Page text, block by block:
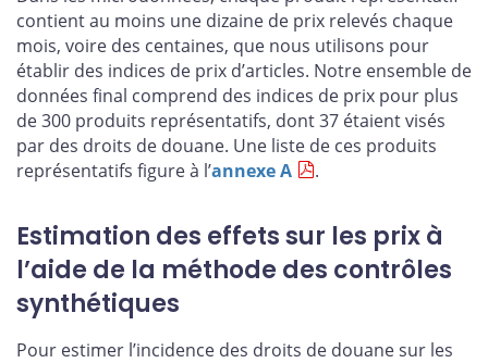
contient au moins une dizaine de prix relevés chaque
mois, voire des centaines, que nous utilisons pour
établir des indices de prix d’articles. Notre ensemble de
données final comprend des indices de prix pour plus
de 300 produits représentatifs, dont 37 étaient visés
par des droits de douane. Une liste de ces produits
représentatifs figure à l’annexe A .
Estimation des effets sur les prix à
l’aide de la méthode des contrôles
synthétiques
Pour estimer l’incidence des droits de douane sur les